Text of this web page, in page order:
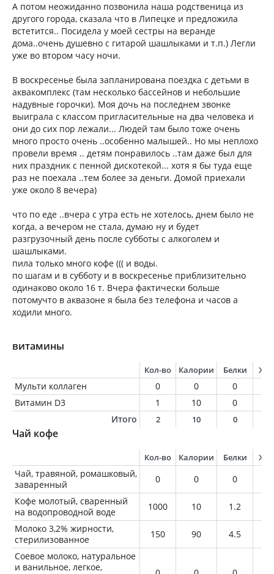
А потом неожиданно позвонила наша родственица из
другого города, сказала что в Липецке и предложила
встетится.. Посидела у моей сестры на веранде
дома..очень душевно с гитарой шашлыками и т.п.) Легли
уже во втором часу ночи.
В воскресенье была запланирована поездка с детьми в
аквакомплекс (там несколько бассейнов и небольшие
надувные горочки). Моя дочь на последнем звонке
выиграла с классом пригласительные на два человека и
они до сих пор лежали... Людей там было тоже очень
много просто очень ..особенно малышей.. Но мы неплохо
провели время .. детям понравилось ..там даже был для
них праздник с пенной дискотекой... хотя я бы туда еще
раз не поехала ..тем более за деньги. Домой приехали
уже около 8 вечера)
что по еде ..вчера с утра есть не хотелось, днем было не
когда, а вечером не стала, думаю ну и будет
разгрузочный день после субботы с алкоголем и
шашлыками.
пила только много кофе ((( и воды.
по шагам и в субботу и в воскресенье приблизительно
одинаково около 16 т. Вчера фактически больше
потомучто в аквазоне я была без телефона и часов а
ходили много.
витамины
Кол-во Калории Белки
Мульти коллаген 0 0 0
Витамин D3
1 10 0
Итого
2 10 0
Чай кофе
Кол-во Калории Белки
Чай, травяной, ромашковый,
заваренный
0 0 0
Кофе молотый, сваренный
на водопроводной воде
1000 10 1.2
Молоко 3,2% жирности,
стерилизованное
150 90 4.5
Соевое молоко, натуральное
и ванильное, легкое,